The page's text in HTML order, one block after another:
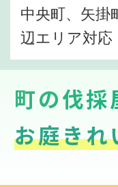
中央町、矢掛
辺エリア対応
町の伐採
お庭きれ